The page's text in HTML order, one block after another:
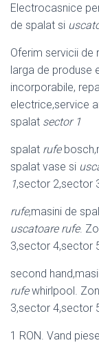
Electrocasnice
de spalat si
Oferim servicii de
larga de produse
incorporabile,
electrice,service
spalat sector 1
spalat rufe
spalat vase si
1,sector 2,sector
rufe,masini de
uscatoare rufe.
3,sector 4,sector
second
rufewhirlpool.
3,sector 4,sector
1 RON. Vand